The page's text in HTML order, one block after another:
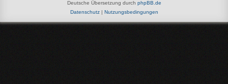
Deutsche Übersetzung durch phpBB.de
Datenschutz| Nutzungsbedingungen